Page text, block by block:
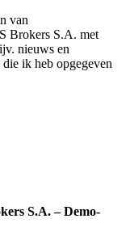
van
Brokers S.A. met
nieuws en
ik heb opgegeven
S.A. – Demo-